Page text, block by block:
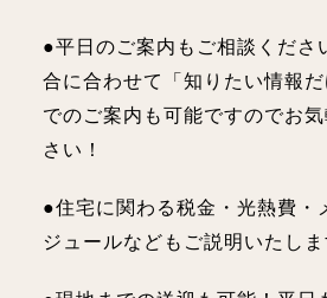
●平日のご案内もご相談くださ
合に合わせて「知りたい情報
でのご案内も可能ですのでお
さい！
●住宅に関わる税金・光熱費・
ジュールなどもご説明いたしま